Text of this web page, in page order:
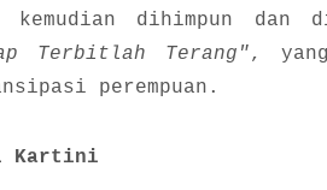
dihimpun dan
Terbitlah Terang",
perempuan.
Kartini